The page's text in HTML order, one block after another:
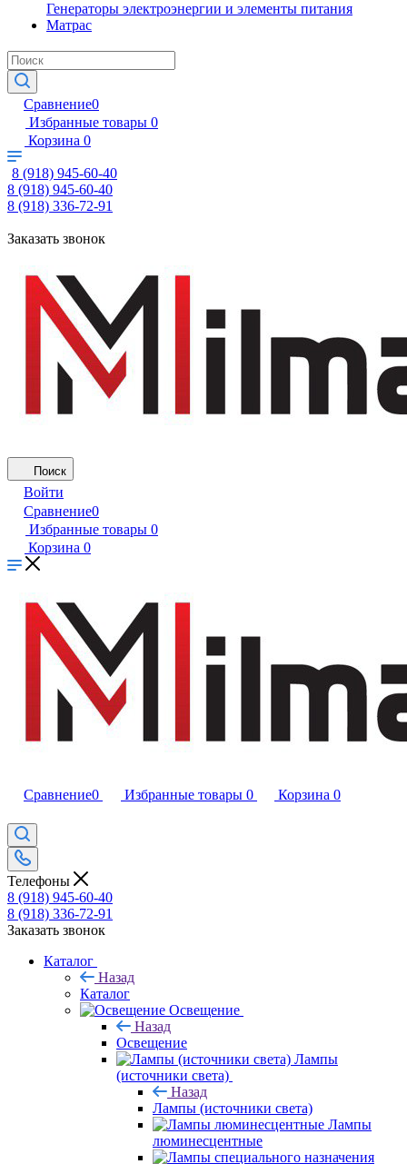
Генераторы электроэнергии и элементы питания
Матрас
Сравнение0
Избранные товары 0
Корзина 0
8 (918) 945-60-40
8 (918) 945-60-40
8 (918) 336-72-91
Заказать звонок
Поиск
Войти
Сравнение0
Избранные товары 0
Корзина 0
Сравнение0 Избранные товары 0 Корзина 0
Телефоны
8 (918) 945-60-40
8 (918) 336-72-91
Заказать звонок
Каталог
Назад
Каталог
Освещение
Назад
Освещение
Лампы
(источники света)
Назад
Лампы (источники света)
Лампы
люминесцентные